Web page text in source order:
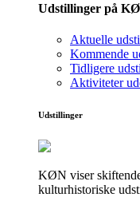
Udstillinger på
Aktuelle
Kommende
Tidligere
Aktiviteter
Udstillinger
KØN viser
kulturhistoriske